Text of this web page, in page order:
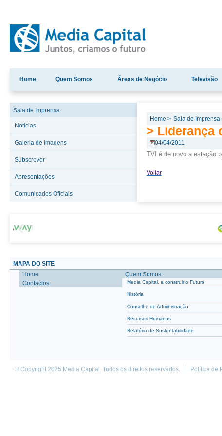
Home Quem Somos Áreas de Negócio Televisão
Sala de Imprensa
Noticias
Galeria de imagens
Subscrever
Apresentações
Comunicados Oficiais
Home > Sala de Imprensa
> Liderança
04/04/2011
TVI é de novo a estação
Voltar
MAPA DO SITE
Home
Contactos
Quem Somos
Media Capital, a construir o Futuro
História
Conselho de Administração
Recursos Humanos
Relatório de Sustentabilidade
© Copyright 2025 Media Capital. Todos os direitos reservados. Política de